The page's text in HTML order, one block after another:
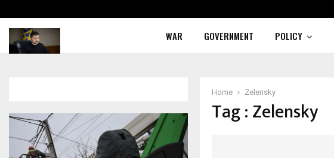
WAR GOVERNMENT POLICY
Home Zelensky
Tag : Zelensky